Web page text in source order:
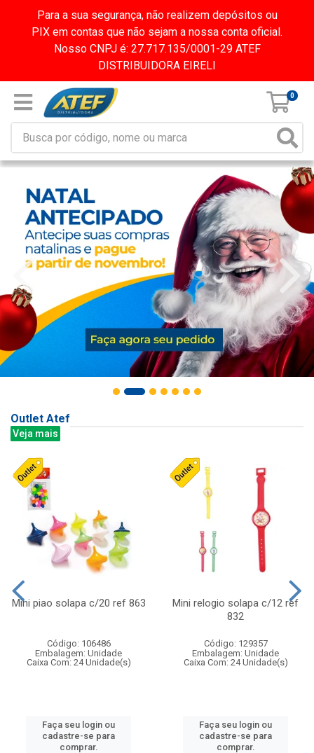
Para a sua segurança, não realizem depósitos ou
PIX em contas que não sejam a nossa conta oficial.
Nosso CNPJ é: 27.717.135/0001-29 ATEF
DISTRIBUIDORA EIRELI
0
Outlet Atef
Veja mais
Mini piao solapa c/20 ref 863
Código: 106486
Embalagem: Unidade
Caixa Com: 24 Unidade(s)
Faça seu login ou
cadastre-se para
comprar.
Mini relogio solapa c/12 ref
832
Código: 129357
Embalagem: Unidade
Caixa Com: 24 Unidade(s)
Faça seu login ou
cadastre-se para
comprar.